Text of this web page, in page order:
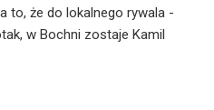
to, że do lokalnego rywala -
w Bochni zostaje Kamil